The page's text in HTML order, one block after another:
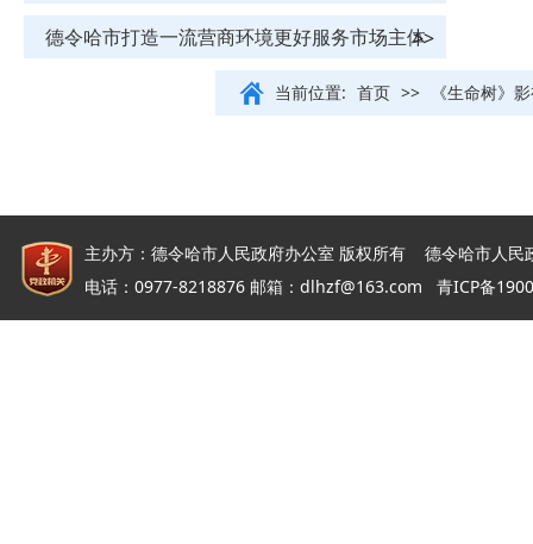
德令哈市打造一流营商环境更好服务市场主体
当前位置: 首页 >> 《生命树》
主办方：德令哈市人民政府办公室 版权所有 德令哈市人
电话：0977-8218876 邮箱：dlhzf@163.com 青ICP备